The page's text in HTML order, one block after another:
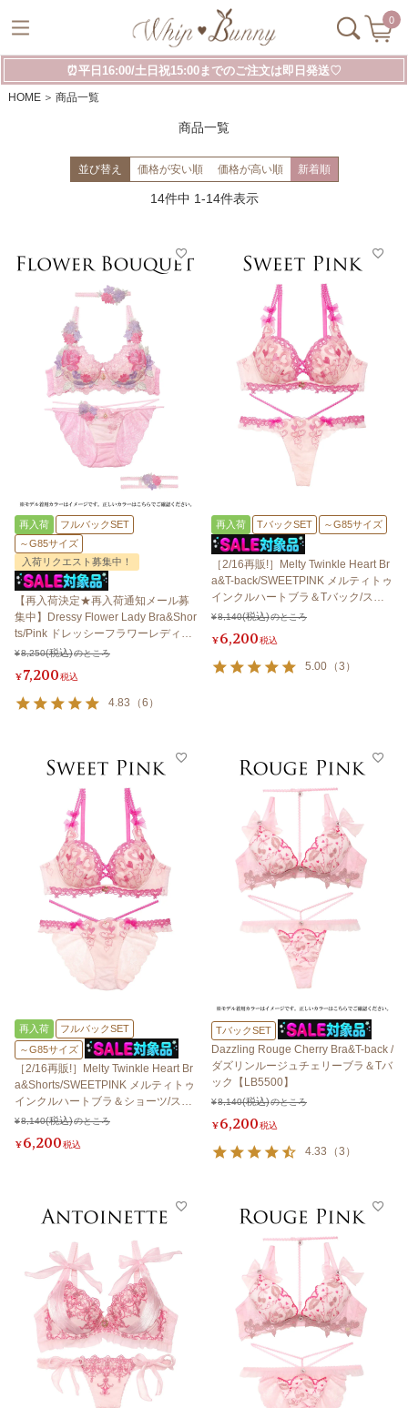
0
⏰平日16:00/土日祝15:00までのご注文は即日発送♡
HOME 商品一覧
商品一覧
並び替え 価格が安い順 価格が高い順 新着順
14件中 1-14件表示
再入荷
フルバックSET
～G85サイズ
入荷リクエスト募集中！
【再入荷決定★再入荷通知メール募
集中】Dressy Flower Lady Bra&Shor
ts/Pink ドレッシーフラワーレディブ
ラ＆ショーツ /ピンク
¥8,250 のところ
¥7,200税込
4.83 （6 ）
再入荷 TバックSET ～G85サイズ
［2/16再販!］Melty Twinkle Heart Br
a&T-back/SWEETPINK メルティトゥ
インクルハートブラ＆Tバック/スイ
ートピンク 【LB5500】
¥8,140 のところ
¥6,200税込
5.00 （3 ）
再入荷
フルバックSET
～G85サイズ
［2/16再販!］Melty Twinkle Heart Br
a&Shorts/SWEETPINK メルティトゥ
インクルハートブラ＆ショーツ/スイ
ートピンク 【LB5500】
¥8,140 のところ
¥6,200税込
TバックSET
Dazzling Rouge Cherry Bra&T-back /
ダズリンルージュチェリーブラ＆Tバ
ック【LB5500】
¥8,140 のところ
¥6,200税込
4.33 （3 ）